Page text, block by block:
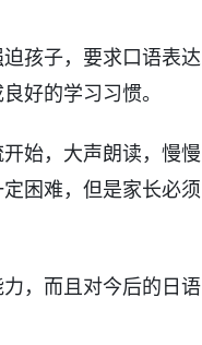
孩子，要求口语表达
好的学习习惯。
始，大声朗读，慢慢
困难，但是家长必须
，而且对今后的日语